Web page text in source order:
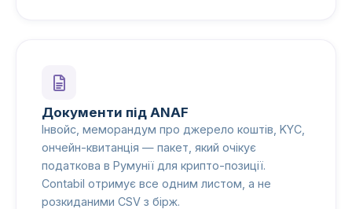
Документи під ANAF
Інвойс, меморандум про джерело коштів, KYC,
ончейн-квитанція — пакет, який очікує
податкова в Румунії для крипто-позиції.
Contabil отримує все одним листом, а не
розкиданими CSV з бірж.